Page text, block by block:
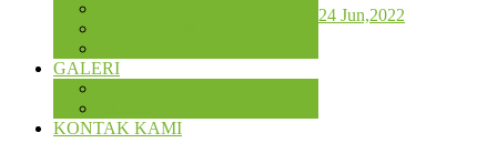
GALERI
KONTAK KAMI
24 Jun,2022